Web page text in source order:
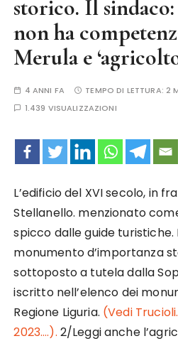
storico. Il
non ha
Merula e
4 ANNI FA TEMPO DI LETTURA:2
1.439 VISUALIZZAZIONI
L’edificio del XVI secolo, in
Stellanello. menzionato
spicco dalle guide turistiche.
monumento d’importanza
sottoposto a tutela dalla
iscritto nell’elenco dei
Regione Liguria. (Vedi
2023….). 2/Leggi anche